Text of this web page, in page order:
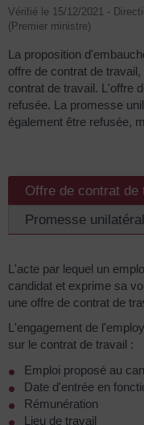
Vérifié le 15/12/2021 -
(Premier ministre)
La proposition
offre de contrat de
contrat de travail. L'offre
refusée. La promesse
également être refusée,
Offre de contrat de
Promesse
L'acte par lequel un
candidat et exprime sa
une offre de contrat de
L'engagement de
sur le contrat de travail :
Emploi proposé au
Date d'entrée en
Rémunération
Lieu de travail